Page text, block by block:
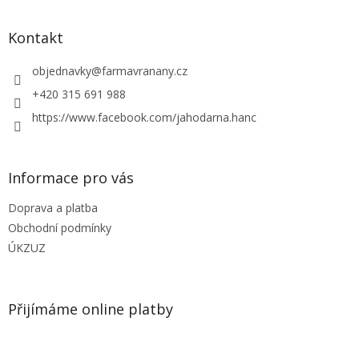
Kontakt
objednavky@farmavranany.cz
+420 315 691 988
https://www.facebook.com/jahodarna.hanc
Informace pro vás
Doprava a platba
Obchodní podmínky
ÚKZUZ
Přijímáme online platby